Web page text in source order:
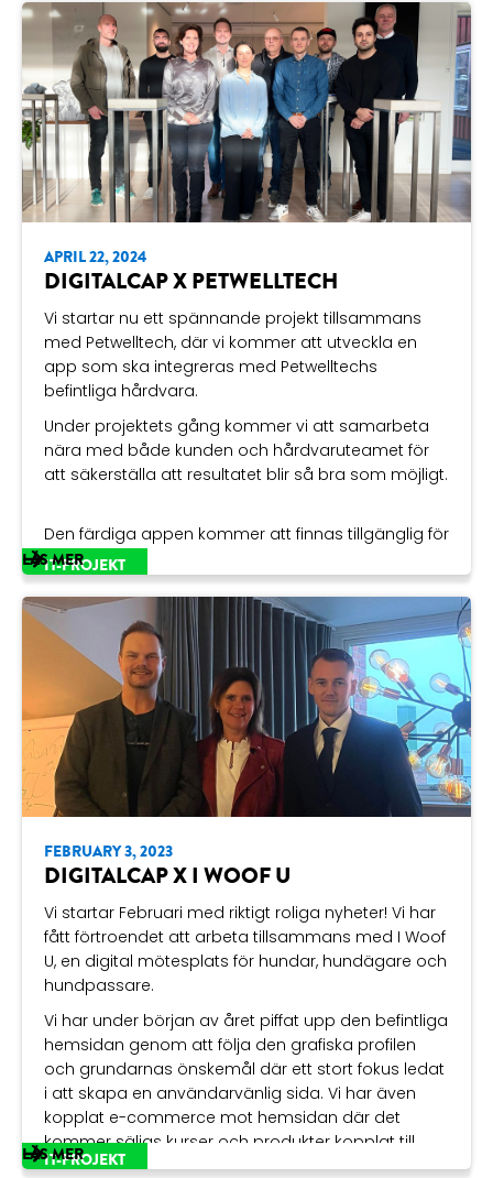
APRIL 22, 2024
DIGITALCAP X PETWELLTECH
Vi startar nu ett spännande projekt tillsammans
med Petwelltech, där vi kommer att utveckla en
app som ska integreras med Petwelltechs
befintliga hårdvara.
Under projektets gång kommer vi att samarbeta
nära med både kunden och hårdvaruteamet för
att säkerställa att resultatet blir så bra som möjligt.
Den färdiga appen kommer att finnas tillgänglig för
nedladdning på både iOS och Android-enheter,
vilket kommer göra den tillgänglig för en bred
publik.
Vi räknar med att kunna leverera projektet i början
av juli och ser fram emot att dela med oss av mer
information då!
Tack Petwelltech för ert förtroende!
IT-PROJEKT
LÄS MER
FEBRUARY 3, 2023
DIGITALCAP X I WOOF U
Vi startar Februari med riktigt roliga nyheter! Vi har
fått förtroendet att arbeta tillsammans med I Woof
U, en digital mötesplats för hundar, hundägare och
hundpassare.
Vi har under början av året piffat upp den befintliga
hemsidan genom att följa den grafiska profilen
och grundarnas önskemål där ett stort fokus ledat
i att skapa en användarvänlig sida. Vi har även
kopplat e-commerce mot hemsidan där det
kommer säljas kurser och produkter kopplat till
målgruppen.
IT-PROJEKT
LÄS MER